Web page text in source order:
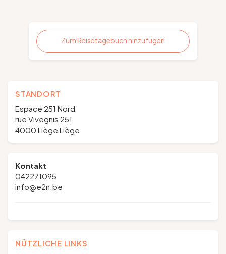
Zum Reisetagebuch hinzufügen
STANDORT
Espace 251 Nord
rue Vivegnis 251
4000 Liège Liège
Kontakt
042271095
info@e2n.be
NÜTZLICHE LINKS